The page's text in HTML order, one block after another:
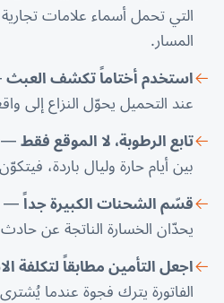
التي تحمل أسماء علامات
المسار.
استخدم أختاماً تكشف العبث
عند التحميل يحوّل النزاع إلى
تابع الرطوبة، لا الموقع فقط —
بين أيام حارة وليال باردة،
قسّم الشحنات الكبيرة جداً —
يحدّان الخسارة الناتجة عن
اجعل التأمين مطابقاً لتكلفة
الفاتورة يترك فجوة عندما